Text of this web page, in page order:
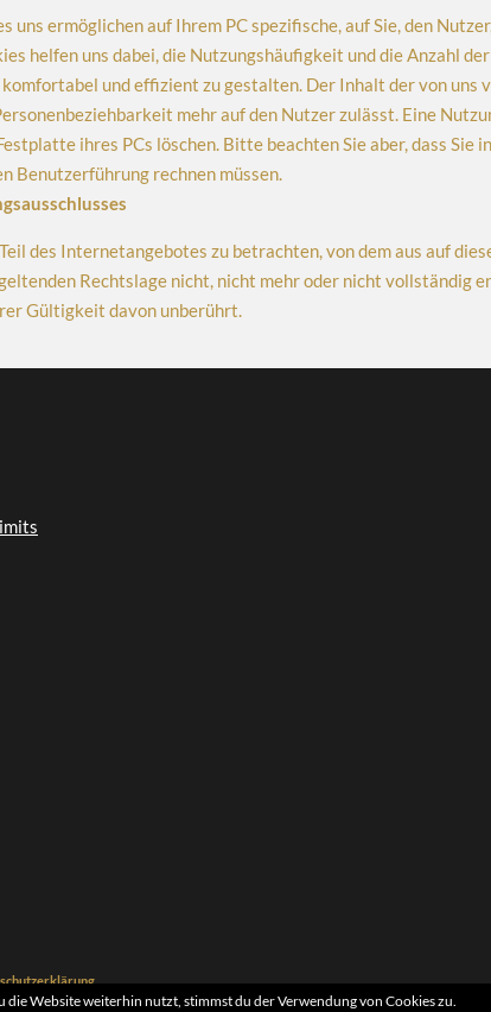
uns ermöglichen auf Ihrem PC spezifische, auf Sie, den
helfen uns dabei, die Nutzungshäufigkeit und die Anzahl
und effizient zu gestalten. Der Inhalt der von uns
mehr auf den Nutzer zulässt. Eine
ihres PCs löschen. Bitte beachten Sie aber, dass
Benutzerführung rechnen müssen.
des Internetangebotes zu betrachten, von dem aus auf
Rechtslage nicht, nicht mehr oder nicht vollständig
Gültigkeit davon unberührt.
Website weiterhin nutzt, stimmst du der Verwendung von Cookies zu.